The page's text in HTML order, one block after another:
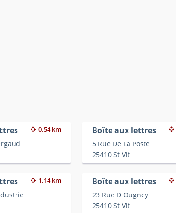
0.54 km Boîte aux lettres
5 Rue De La Poste
25410 St Vit
1.14 km Boîte aux lettres
23 Rue D Ougney
25410 St Vit